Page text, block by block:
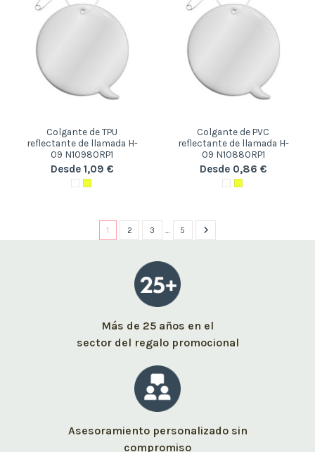
Colgante de TPU
reflectante de llamada H-
09 N10980RP1
Desde 1,09 €
Colgante de PVC
reflectante de llamada H-
09 N10880RP1
Desde 0,86 €
1 2 3 … 5
Más de 25 años en el
sector del regalo promocional
Asesoramiento personalizado sin
compromiso